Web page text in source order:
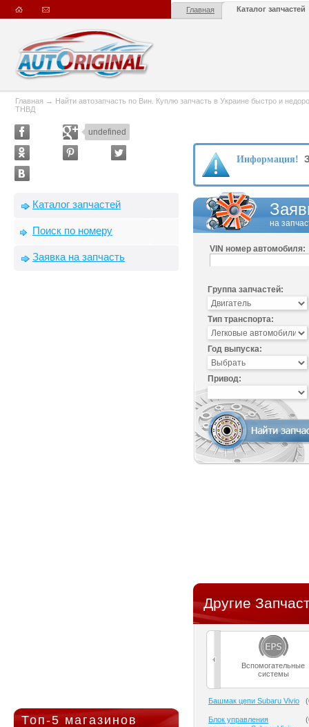
Главная Каталог запчастей
Главная → Найти автозапчасть по Вин. Куплю запчасть в Украине быстро и
ТНВД
undefined
Каталог запчастей
Поиск по номеру
Заявка на запчасть
Топ-5 магазинов
Информация!
на
VIN номер автомобиля:
Группа запчастей:
Тип транспорта:
Год выпуска:
Привод:
Другие
Вспомогательные
системы
Башмак цепи Subaru Vivio (
Блок управления
(